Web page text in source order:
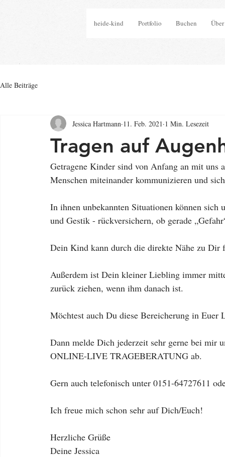
heide-kind Portfolio Buchen
Alle Beiträge
Tragen auf
Jessica Hartmann 11. Feb. 2021 1 Min. Lesezeit
Getragene Kinder sind von Anfang an mit uns
Menschen miteinander kommunizieren und
In ihnen unbekannten Situationen können
und Gestik - rückversichern, ob gerade
Dein Kind kann durch die direkte Nähe zu Dir
Außerdem ist Dein kleiner Liebling immer
zurück ziehen, wenn ihm danach ist.
Möchtest auch Du diese Bereicherung in Euer
Dann melde Dich jederzeit sehr gerne bei
ONLINE-LIVE TRAGEBERATUNG ab.
Gern auch telefonisch unter 0151-64727611
Ich freue mich schon sehr auf Dich/Euch!
Herzliche Grüße
Deine Jessica